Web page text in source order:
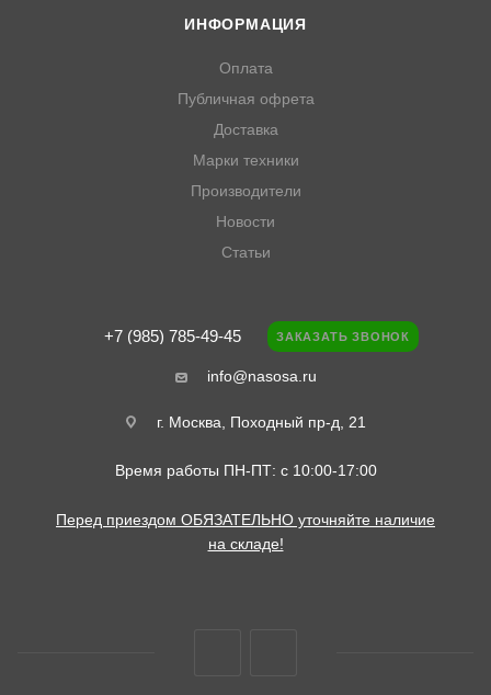
ИНФОРМАЦИЯ
Оплата
Публичная офрета
Доставка
Марки техники
Производители
Новости
Статьи
+7 (985) 785-49-45 ЗАКАЗАТЬ ЗВОНОК
info@nasosa.ru
г. Москва, Походный пр-д, 21
Время работы ПН-ПТ: с 10:00-17:00
Перед приездом ОБЯЗАТЕЛЬНО уточняйте наличие
на складе!